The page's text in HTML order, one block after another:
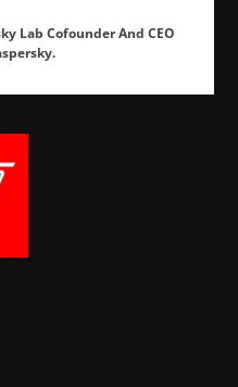
Lab Cofounder And CEO